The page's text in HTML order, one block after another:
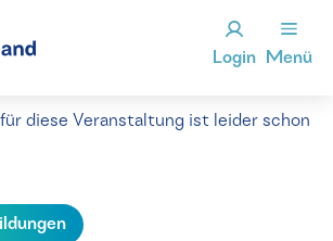
Login Menü
diese Veranstaltung ist leider schon